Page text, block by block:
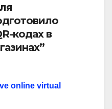
кодах в
online virtual